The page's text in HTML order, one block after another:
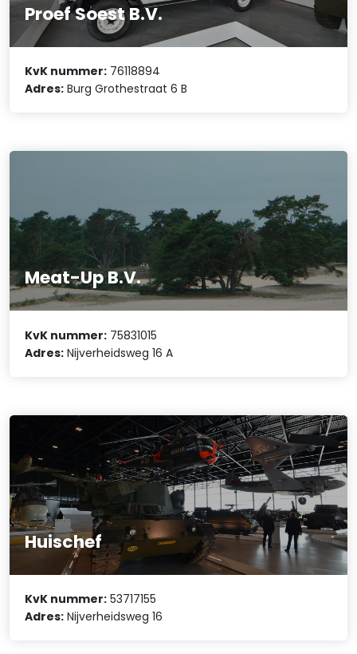
Proef Soest B.V.
KvK nummer: 76118894
Adres: Burg Grothestraat 6 B
Meat-Up B.V.
KvK nummer: 75831015
Adres: Nijverheidsweg 16 A
Huischef
KvK nummer: 53717155
Adres: Nijverheidsweg 16